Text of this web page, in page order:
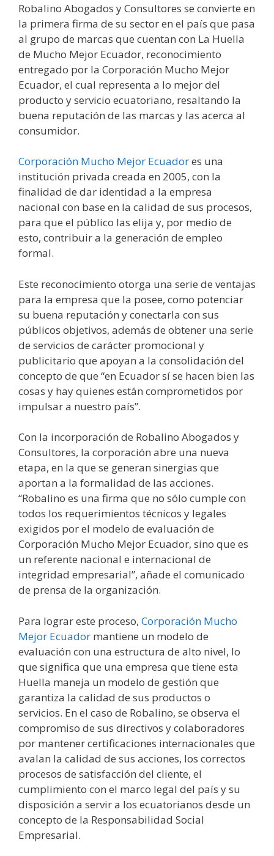
Robalino Abogados y Consultores se convierte en
la primera firma de su sector en el país que pasa
al grupo de marcas que cuentan con La Huella
de Mucho Mejor Ecuador, reconocimiento
entregado por la Corporación Mucho Mejor
Ecuador, el cual representa a lo mejor del
producto y servicio ecuatoriano, resaltando la
buena reputación de las marcas y las acerca al
consumidor.
Corporación Mucho Mejor Ecuadores una
institución privada creada en 2005, con la
finalidad de dar identidad a la empresa
nacional con base en la calidad de sus procesos,
para que el público las elija y, por medio de
esto, contribuir a la generación de empleo
formal.
Este reconocimiento otorga una serie de ventajas
para la empresa que la posee, como potenciar
su buena reputación y conectarla con sus
públicos objetivos, además de obtener una serie
de servicios de carácter promocional y
publicitario que apoyan a la consolidación del
concepto de que “en Ecuador sí se hacen bien las
cosas y hay quienes están comprometidos por
impulsar a nuestro país”.
Con la incorporación de Robalino Abogados y
Consultores, la corporación abre una nueva
etapa, en la que se generan sinergias que
aportan a la formalidad de las acciones.
“Robalino es una firma que no sólo cumple con
todos los requerimientos técnicos y legales
exigidos por el modelo de evaluación de
Corporación Mucho Mejor Ecuador, sino que es
un referente nacional e internacional de
integridad empresarial”, añade el comunicado
de prensa de la organización.
Para lograr este proceso, Corporación Mucho
Mejor Ecuador mantiene un modelo de
evaluación con una estructura de alto nivel, lo
que significa que una empresa que tiene esta
Huella maneja un modelo de gestión que
garantiza la calidad de sus productos o
servicios. En el caso de Robalino, se observa el
compromiso de sus directivos y colaboradores
por mantener certificaciones internacionales que
avalan la calidad de sus acciones, los correctos
procesos de satisfacción del cliente, el
cumplimiento con el marco legal del país y su
disposición a servir a los ecuatorianos desde un
concepto de la Responsabilidad Social
Empresarial.